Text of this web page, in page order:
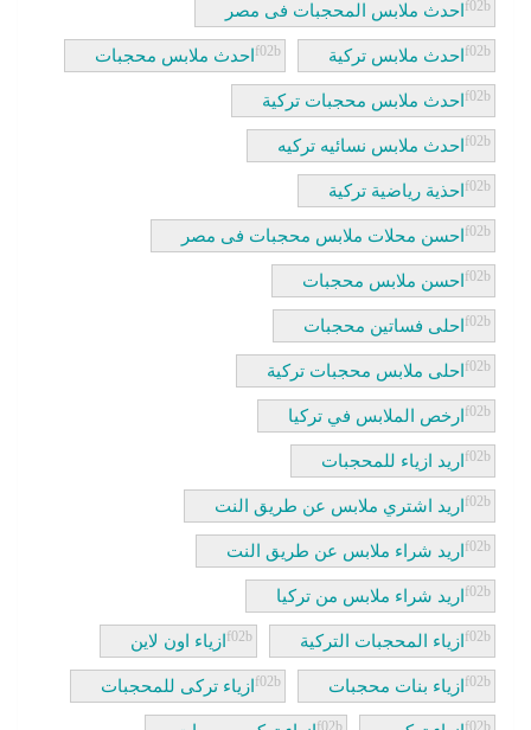
احدث ملابس المحجبات فى مصر
احدث ملابس تركية احدث ملابس محجبات
احدث ملابس محجبات تركية
احدث ملابس نسائيه تركيه
احذية رياضية تركية
احسن محلات ملابس محجبات فى مصر
احسن ملابس محجبات
احلى فساتين محجبات
احلى ملابس محجبات تركية
ارخص الملابس في تركيا
اريد ازياء للمحجبات
اريد اشتري ملابس عن طريق النت
اريد شراء ملابس عن طريق النت
اريد شراء ملابس من تركيا
ازياء المحجبات التركية ازياء اون لاين
ازياء بنات محجبات ازياء تركى للمحجبات